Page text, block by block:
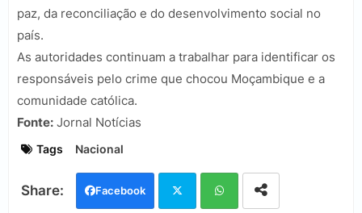
paz, da reconciliação e do desenvolvimento social no
país.
As autoridades continuam a trabalhar para identificar os
responsáveis pelo crime que chocou Moçambique e a
comunidade católica.
Fonte: Jornal Notícias
Tags Nacional
Facebook